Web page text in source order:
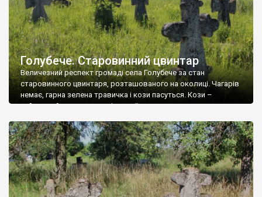
Голубече. Старовинний цвинтар
Величезний респект громаді села Голубече за стан
старовинного цвинтаря, розташованого на околиці. Чагарів
немає, гарна зелена травичка і кози пасуться. Кози –
найкращий регулятор шкідливої, для старих кладовищ,
бруньками, кози ті бруньки обгризають, бо то улюблений
делікатес. На цвинтарі у Голубечому ціла колекція
різноманітних форм хрестів. Село відносно невелике, […]